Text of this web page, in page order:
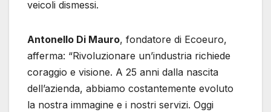
veicoli dismessi.
Antonello Di Mauro, fondatore di Ecoeuro,
afferma: “Rivoluzionare un’industria richiede
coraggio e visione. A 25 anni dalla nascita
dell’azienda, abbiamo costantemente evoluto
la nostra immagine e i nostri servizi. Oggi